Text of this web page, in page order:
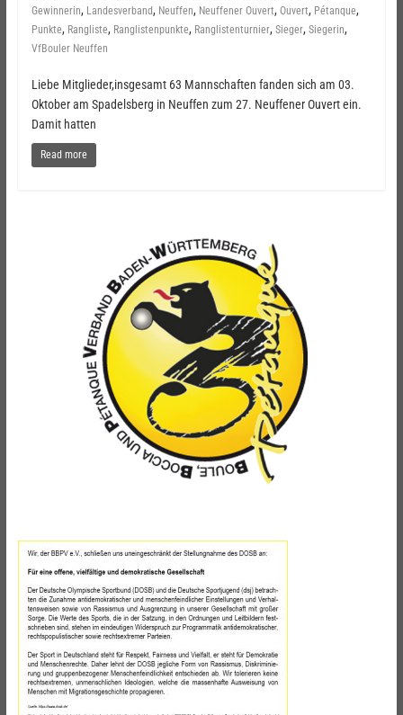
Gewinnerin, Landesverband, Neuffen, Neuffener Ouvert, Ouvert, Pétanque,
Punkte, Rangliste, Ranglistenpunkte, Ranglistenturnier, Sieger, Siegerin,
VfBouler Neuffen
Liebe Mitglieder,insgesamt 63 Mannschaften fanden sich am 03.
Oktober am Spadelsberg in Neuffen zum 27. Neuffener Ouvert ein.
Damit hatten
Read more